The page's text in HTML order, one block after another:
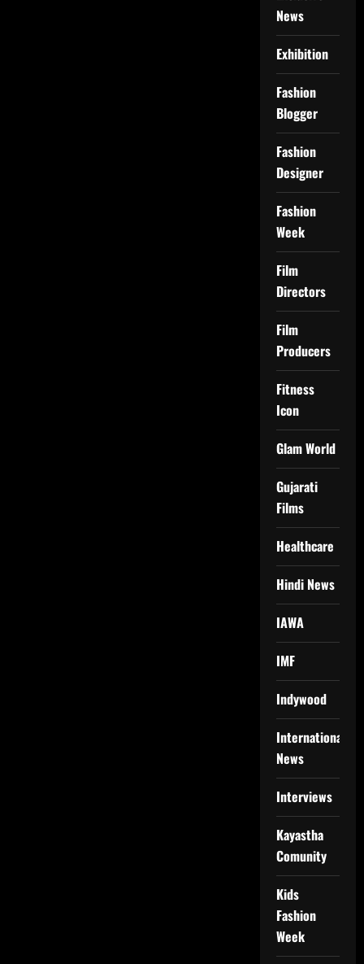
News
Exhibition
Fashion
Blogger
Fashion
Designer
Fashion
Week
Film
Directors
Film
Producers
Fitness
Icon
Glam World
Gujarati
Films
Healthcare
Hindi News
IAWA
IMF
Indywood
International
News
Interviews
Kayastha
Comunity
Kids
Fashion
Week